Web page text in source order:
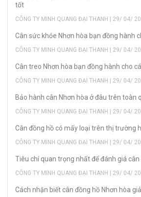
tốt
CÔNG TY MINH QUANG ĐẠI THANH | 29/ 04/
Cân sức khỏe Nhơn hòa bạn đồng hành
CÔNG TY MINH QUANG ĐẠI THANH | 29/ 04/
Cân treo Nhơn hòa bạn đồng hành cho
CÔNG TY MINH QUANG ĐẠI THANH | 29/ 04/
Bảo hành cân Nhơn hòa ở đâu trên toàn
CÔNG TY MINH QUANG ĐẠI THANH | 29/ 04/
Cân đồng hồ có mấy loại trên thị trường
CÔNG TY MINH QUANG ĐẠI THANH | 29/ 04/
Tiêu chí quan trọng nhất để đánh giá
CÔNG TY MINH QUANG ĐẠI THANH | 29/ 04/
Cách nhận biết cân đồng hồ Nhơn hòa